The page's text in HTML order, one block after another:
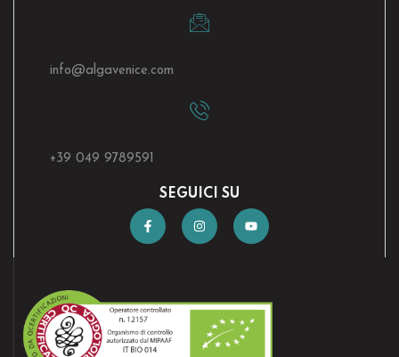
info@algavenice.com
+39 049 9789591
SEGUICI SU